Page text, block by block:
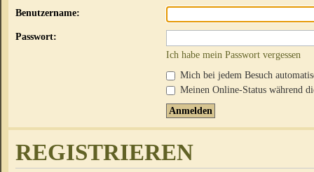
Benutzername:
Passwort:
Ich habe mein Passwort vergessen
Mich bei jedem Besuch
Meinen Online-Status während
REGISTRIEREN